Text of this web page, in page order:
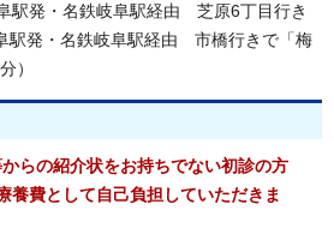
駅発・名鉄岐阜駅経由 芝原6丁目行き
駅発・名鉄岐阜駅経由 市橋行きで「梅
）
らの紹介状をお持ちでない初診の方
養費として自己負担していただきま